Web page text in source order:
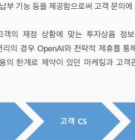
부 기능 등을 제공함으로써 고객 문의
재정 상황에 맞는 투자상품 정보
의 경우 OpenAI와 전략적 제휴를 통
의 한계로 제약이 있던 마케팅과 고